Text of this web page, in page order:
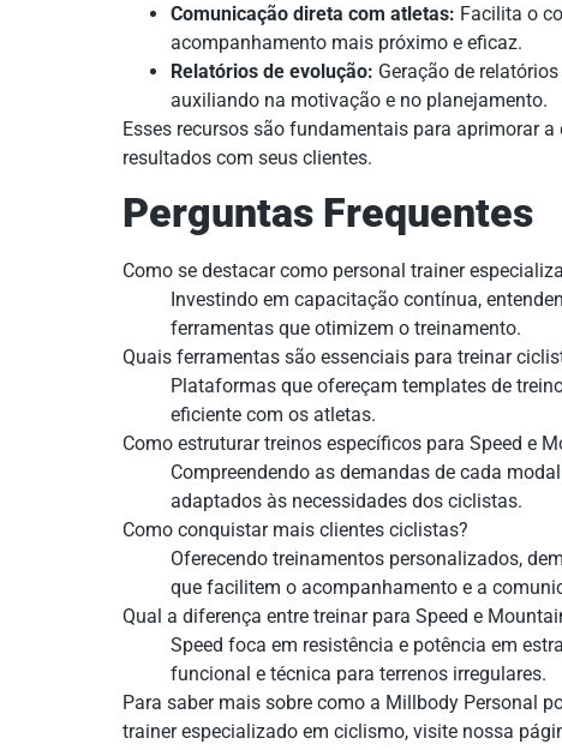
Comunicação direta com atletas: Facilita o
acompanhamento mais próximo e eficaz.
Relatórios de evolução: Geração de
auxiliando na motivação e no planejamento.
Esses recursos são fundamentais para aprimorar
resultados com seus clientes.
Perguntas Frequentes
Como se destacar como personal trainer
Investindo em capacitação contínua,
ferramentas que otimizem o treinamento.
Quais ferramentas são essenciais para treinar
Plataformas que ofereçam templates de
eficiente com os atletas.
Como estruturar treinos específicos para Speed e
Compreendendo as demandas de cada
adaptados às necessidades dos ciclistas.
Como conquistar mais clientes ciclistas?
Oferecendo treinamentos personalizados,
que facilitem o acompanhamento e a
Qual a diferença entre treinar para Speed e
Speed foca em resistência e potência em
funcional e técnica para terrenos irregulares.
Para saber mais sobre como a Millbody Personal
trainer especializado em ciclismo, visite nossa